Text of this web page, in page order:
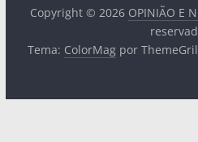
Copyright © 2026 OPINIÃO E
Tema: ColorMagpor